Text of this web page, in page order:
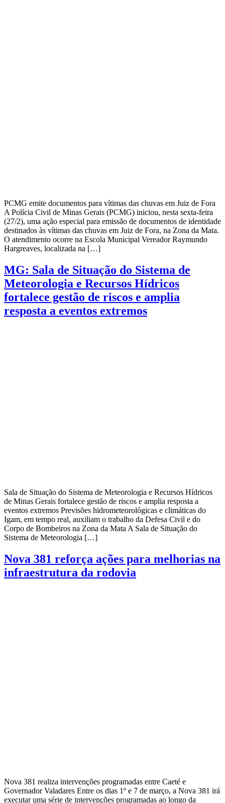
PCMG emite documentos para vítimas das chuvas em Juiz de Fora
A Polícia Civil de Minas Gerais (PCMG) iniciou, nesta sexta-feira
(27/2), uma ação especial para emissão de documentos de identidade
destinados às vítimas das chuvas em Juiz de Fora, na Zona da Mata.
O atendimento ocorre na Escola Municipal Vereador Raymundo
Hargreaves, localizada na […]
MG: Sala de Situação do Sistema de
Meteorologia e Recursos Hídricos
fortalece gestão de riscos e amplia
resposta a eventos extremos
Sala de Situação do Sistema de Meteorologia e Recursos Hídricos
de Minas Gerais fortalece gestão de riscos e amplia resposta a
eventos extremos Previsões hidrometeorológicas e climáticas do
Igam, em tempo real, auxiliam o trabalho da Defesa Civil e do
Corpo de Bombeiros na Zona da Mata A Sala de Situação do
Sistema de Meteorologia […]
Nova 381 reforça ações para melhorias na
infraestrutura da rodovia
Nova 381 realiza intervenções programadas entre Caeté e
Governador Valadares Entre os dias 1º e 7 de março, a Nova 381 irá
executar uma série de intervenções programadas ao longo da